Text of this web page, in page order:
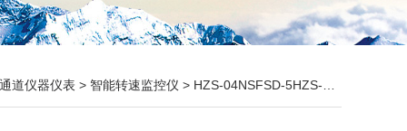
道仪器仪表 > 智能转速监控仪 > HZS-04NSFSD-5HZS-04NSFSD-5转速监测表